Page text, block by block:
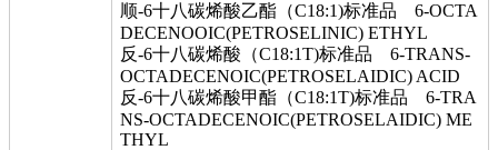
顺-6十八碳烯酸乙酯（C18:1)标准品 6-OCTA
DECENOOIC(PETROSELINIC) ETHYL
反-6十八碳烯酸（C18:1T)标准品 6-TRANS-
OCTADECENOIC(PETROSELAIDIC) ACID
反-6十八碳烯酸甲酯（C18:1T)标准品 6-TRA
NS-OCTADECENOIC(PETROSELAIDIC) ME
THYL